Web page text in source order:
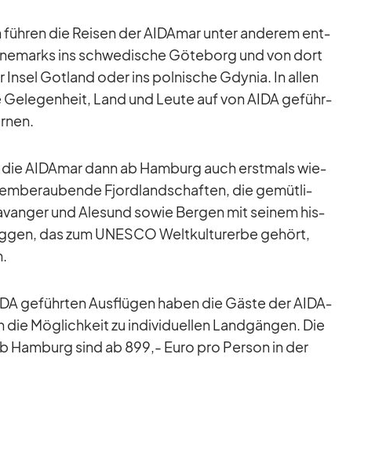
die Rei­sen der AI­DA­mar un­ter an­de­rem ent­
ins schwe­di­sche Gö­te­borg und von dort
In­sel Got­land oder ins pol­ni­sche Gdy­nia. In al­len
Ge­le­gen­heit, Land und Leute auf von AIDA ge­führ­
AI­DA­mar dann ab Ham­burg auch erst­mals wie­
Fjord­land­schaf­ten, die ge­müt­li­
und Ale­sund so­wie Ber­gen mit sei­nem his­
das zum UNESCO Welt­kul­tur­erbe ge­hört,
ge­führ­ten Aus­flü­gen ha­ben die Gäste der AI­DA­
die Mög­lich­keit zu in­di­vi­du­el­len Land­gän­gen. Die
Ham­burg sind ab 899,- Euro pro Per­son in der